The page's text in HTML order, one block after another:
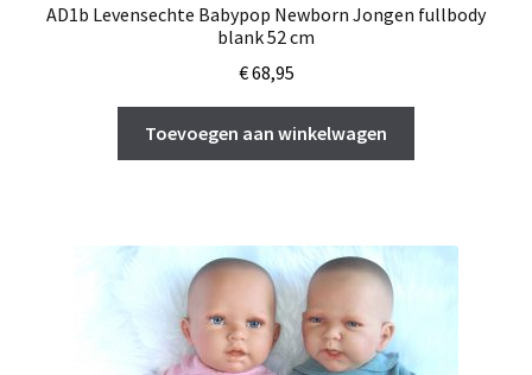
AD1b Levensechte Babypop Newborn Jongen fullbody
blank 52 cm
€68,95
Toevoegen aan winkelwagen